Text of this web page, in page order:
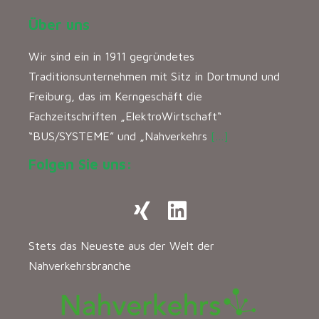
Über uns
Wir sind ein in 1911 gegründetes
Traditionsunternehmen mit Sitz in Dortmund und
Freiburg, das im Kerngeschäft die
Fachzeitschriften „ElektroWirtschaft“
“BUS/SYSTEME” und „Nahverkehrs […]
Folgen Sie uns:
Stets das Neueste aus der Welt der
Nahverkehrsbranche